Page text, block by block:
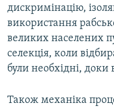
дискримінацію,
використання
великих населених
селекція, коли
були необхідні, доки
Також механіка